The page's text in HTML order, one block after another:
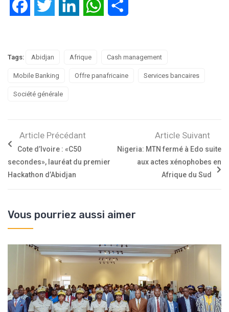
FacebookTwitter LinkedIn WhatsApp
Tags: Abidjan Afrique Cash management
Mobile Banking Offre panafricaine Services bancaires
Société générale
Article Précédant
Cote d’Ivoire : «C50
secondes», lauréat du premier
Hackathon d’Abidjan
Article Suivant
Nigeria: MTN fermé à Edo suite
aux actes xénophobes en
Afrique du Sud
Vous pourriez aussi aimer